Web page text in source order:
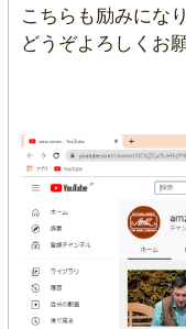
こちらも励みにな
どうぞよろしくお